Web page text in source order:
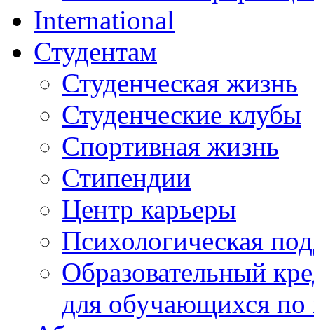
International
Студентам
Студенческая жизнь
Студенческие клубы
Спортивная жизнь
Стипендии
Центр карьеры
Психологическая
Образовательный
для обучающихся